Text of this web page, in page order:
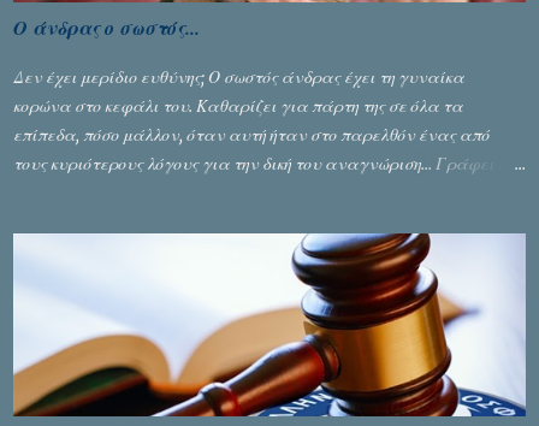
Ο άνδρας ο σωστός...
Δεν έχει μερίδιο ευθύνης; Ο σωστός άνδρας έχει τη γυναίκα
κορώνα στο κεφάλι του. Καθαρίζει για πάρτη της σε όλα τα
επίπεδα, πόσο μάλλον, όταν αυτή ήταν στο παρελθόν ένας από
τους κυριότερους λόγους για την δική του αναγνώριση... Γράφει ο